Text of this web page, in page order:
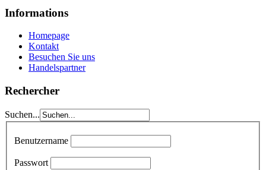
Informations
Homepage
Kontakt
Besuchen Sie uns
Handelspartner
Rechercher
Suchen...
Benutzername
Passwort